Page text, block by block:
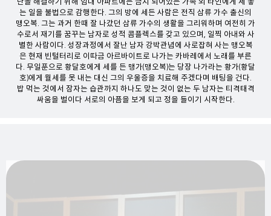
난을 해결하기 위해 임대 아파트에는 금지 되어있는 가족 외 타인에게 세 놓
는 일을 불법으로 감행한다. 그의 방에 세든 사람은 전직 삼류 가수 출신의
맹오복. 그는 과거 한때 잘 나갔던 삼류 가수의 생활을 그리워하며 여전히 가
수로서 재기를 꿈꾸는 남자로 성적 콤플렉스를 갖고 있으며, 일찍 아내와 사
별한 사람이다. 성장과정에서 잘난 남자 강박관념에 사로잡혀 사는 맹오복
은 현재 빈털터리로 이따금 아르바이트로 나가는 카바레에서 노래를 부른
다. 무일푼으로 황달호에게 세를 든 맹가(맹오복)는 당장 나가라는 황가(황달
호)에게 월세를 못 내는 대신 그의 우울증을 치료해 주겠다며 배팅을 건다.
밥 먹는 것에서 잠자는 습관까지 하나도 맞는 것이 없는 두 남자는 티격태격
싸움을 벌이다 서로의 아픔을 보게 되고 정을 들이기 시작한다.